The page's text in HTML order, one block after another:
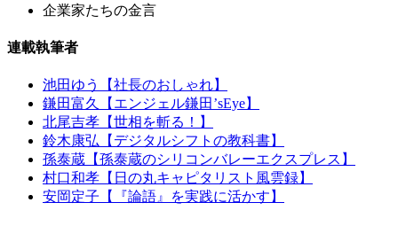
企業家たちの金言
連載執筆者
池田ゆう【社長のおしゃれ】
鎌田富久【エンジェル鎌田’sEye】
北尾吉孝【世相を斬る！】
鈴木康弘【デジタルシフトの教科書】
孫泰蔵【孫泰蔵のシリコンバレーエクスプレス】
村口和孝【日の丸キャピタリスト風雲録】
安岡定子【『論語』を実践に活かす】